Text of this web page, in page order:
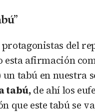
del
esta afirmación
tabú en nuestra
tabú,de ahí los
que este tabú